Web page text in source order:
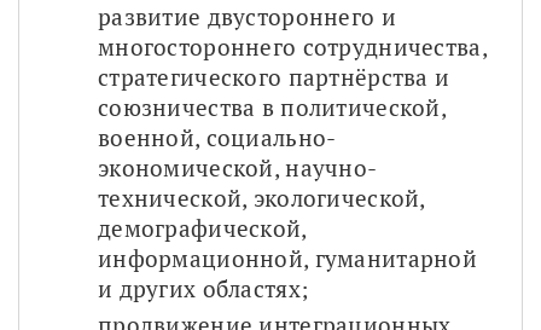
развитие двустороннего и
многостороннего сотрудничества,
стратегического партнёрства и
союзничества в политической,
военной, социально-
экономической, научно-
технической, экологической,
демографической,
информационной, гуманитарной
и других областях;